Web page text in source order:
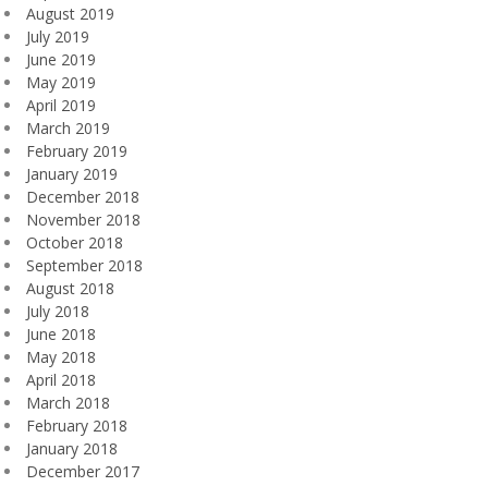
August 2019
July 2019
June 2019
May 2019
April 2019
March 2019
February 2019
January 2019
December 2018
November 2018
October 2018
September 2018
August 2018
July 2018
June 2018
May 2018
April 2018
March 2018
February 2018
January 2018
December 2017